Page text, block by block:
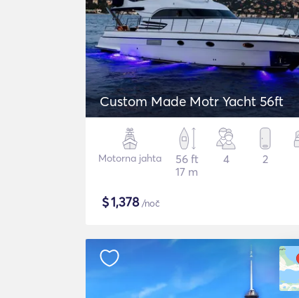
Custom Made Motr Yacht 56ft
Motorna jahta
56 ft
17 m
4 2
$1,378/noč